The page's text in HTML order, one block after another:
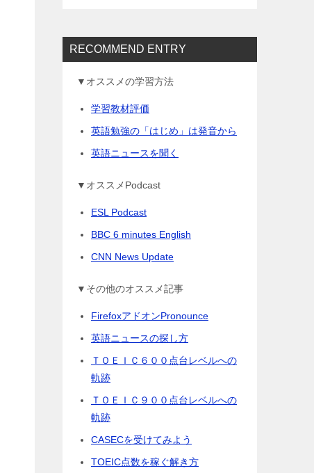
RECOMMEND ENTRY
▼オススメの学習方法
学習教材評価
英語勉強の「はじめ」は発音から
英語ニュースを聞く
▼オススメPodcast
ESL Podcast
BBC 6 minutes English
CNN News Update
▼その他のオススメ記事
FirefoxアドオンPronounce
英語ニュースの探し方
ＴＯＥＩＣ６００点台レベルへの
軌跡
ＴＯＥＩＣ９００点台レベルへの
軌跡
CASECを受けてみよう
TOEIC点数を稼ぐ解き方